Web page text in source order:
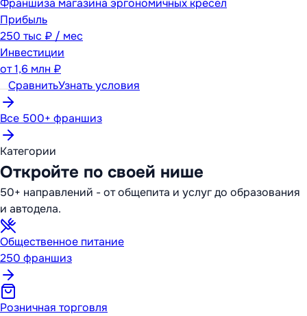
Франшиза магазина эргономичных кресел
Прибыль
250 тыс ₽ / мес
Инвестиции
от1,6 млн ₽
СравнитьУзнать условия
Все 500+ франшиз
Категории
Откройте по своей нише
50+ направлений - от общепита и услуг до образования
и автодела.
Общественное питание
250 франшиз
Розничная торговля